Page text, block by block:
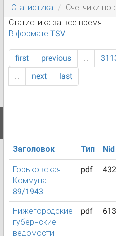
Статистика
Счетчики по
Статистика за все время
В формате TSV
first previous …
…
next last
Заголовок Тип Nid
Горьковская
Коммуна
89/1943
pdf
Нижегородские
губернские
ведомости
pdf